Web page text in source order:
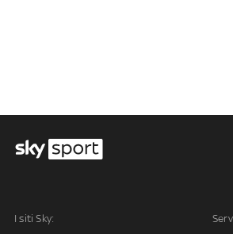
I siti Sky: